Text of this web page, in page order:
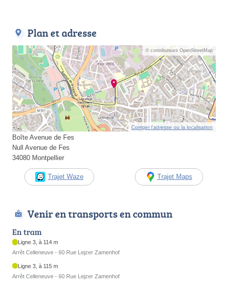
Plan et adresse
© contributeurs OpenStreetMap
Corriger l’adresse ou la localisation
Boîte Avenue de Fes
Null Avenue de Fes
34080 Montpellier
Trajet Waze Trajet Maps
Venir en transports en commun
En tram
Ligne 3, à 114 m
Arrêt Celleneuve - 60 Rue Lejzer Zamenhof
Ligne 3, à 115 m
Arrêt Celleneuve - 60 Rue Lejzer Zamenhof